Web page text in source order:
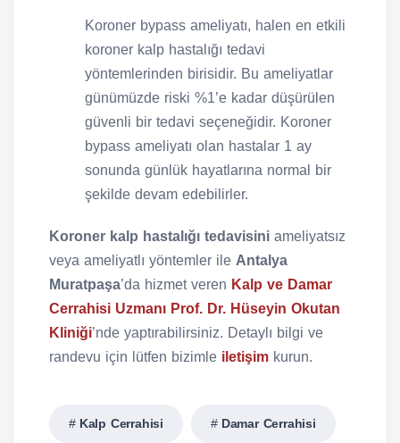
Koroner bypass ameliyatı, halen en etkili
koroner kalp hastalığı tedavi
yöntemlerinden birisidir. Bu ameliyatlar
günümüzde riski %1’e kadar düşürülen
güvenli bir tedavi seçeneğidir. Koroner
bypass ameliyatı olan hastalar 1 ay
sonunda günlük hayatlarına normal bir
şekilde devam edebilirler.
Koroner kalp hastalığı tedavisini ameliyatsız
veya ameliyatlı yöntemler ile Antalya
Muratpaşa’da hizmet veren Kalp ve Damar
Cerrahisi Uzmanı Prof. Dr. Hüseyin Okutan
Kliniği’nde yaptırabilirsiniz. Detaylı bilgi ve
randevu için lütfen bizimle iletişim kurun.
Kalp Cerrahisi Damar Cerrahisi